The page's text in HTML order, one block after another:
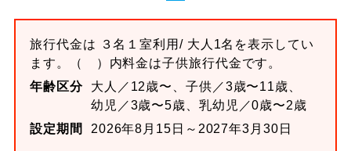
旅行代金は ３名１室利用/ 大人1名を表示してい
ます。
（ ）内料金は子供旅行代金です。
年齢区分
大人／12歳〜、子供／3歳〜11歳、
幼児／3歳〜5歳、乳幼児／0歳〜2歳
設定期間
2026年8月15日～2027年3月30日